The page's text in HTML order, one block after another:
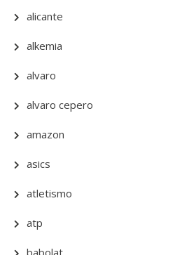
alicante
alkemia
alvaro
alvaro cepero
amazon
asics
atletismo
atp
babolat